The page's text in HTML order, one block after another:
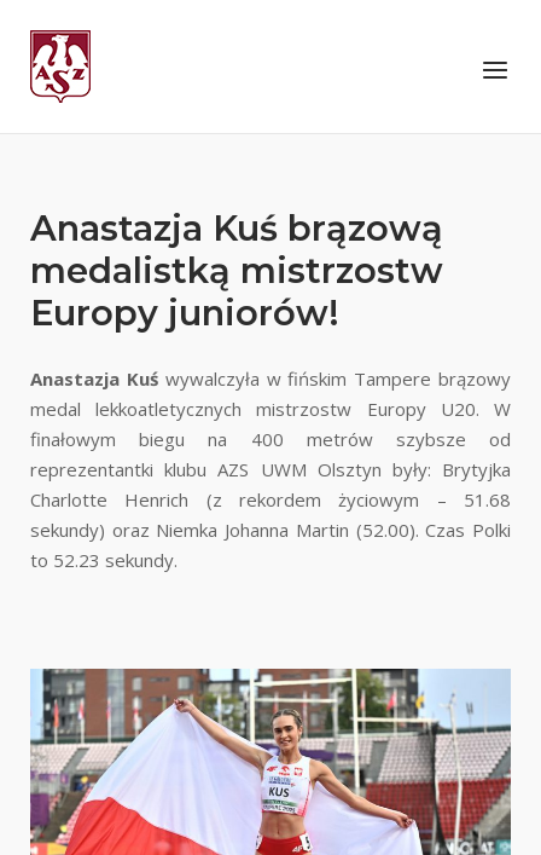
content
Home
Menu
Anastazja Kuś brązową
medalistką mistrzostw
Europy juniorów!
Anastazja Kuśwywalczyła w fińskim Tampere brązowy
medal lekkoatletycznych mistrzostw Europy U20. W
finałowym biegu na 400 metrów szybsze od
reprezentantki klubu AZS UWM Olsztyn były: Brytyjka
Charlotte Henrich (z rekordem życiowym – 51.68
sekundy) oraz Niemka Johanna Martin (52.00). Czas Polki
to 52.23 sekundy.